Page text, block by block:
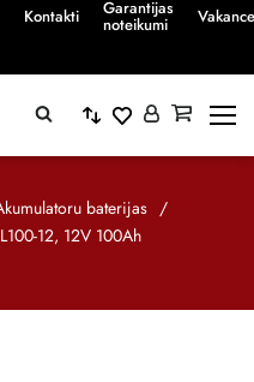
Kontakti Garantijas
noteikumi
baterijas /
12, 12V 100Ah